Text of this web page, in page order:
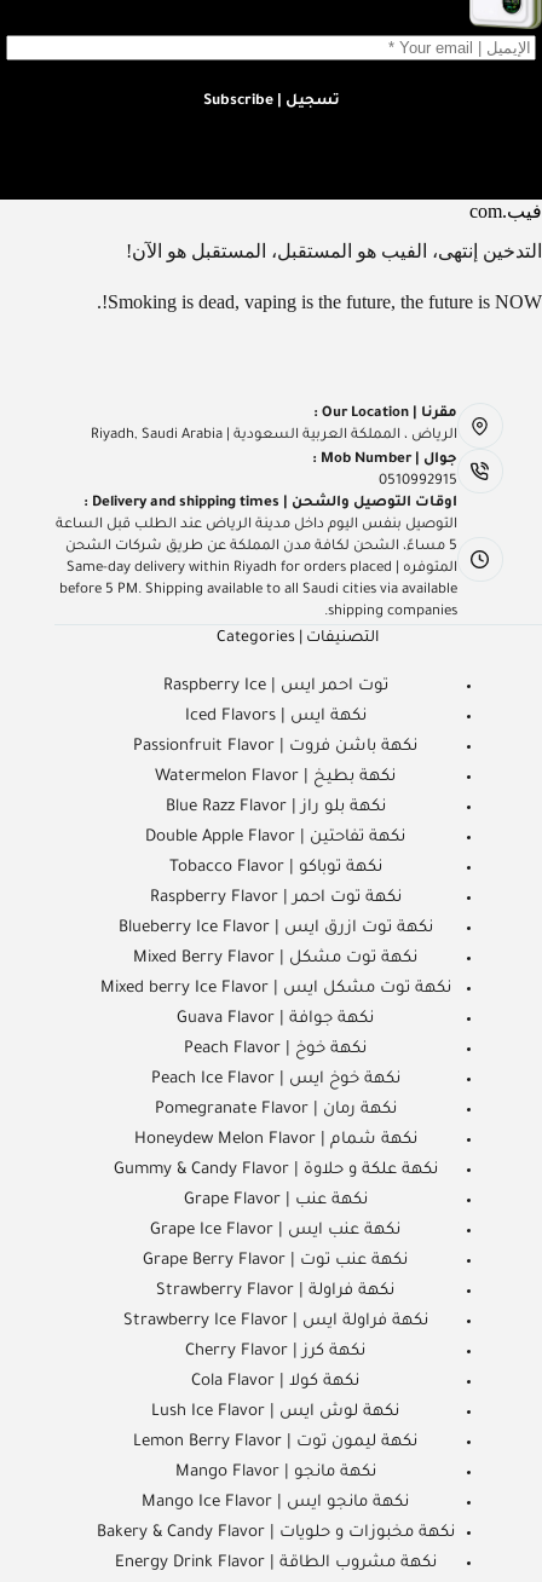
تسجيل | Subscribe
فيب.com
التدخين إنتهى، الفيب هو المستقبل، المستقبل هو الآن!
Smoking is dead, vaping is the future, the future is NOW!.
مقرنا | Our Location :
الرياض ، المملكة العربية السعودية | Riyadh, Saudi Arabia
جوال | Mob Number :
0510992915
اوقات التوصيل والشحن | Delivery and shipping times :
التوصيل بنفس اليوم داخل مدينة الرياض عند الطلب قبل الساعة
5 مساءً، الشحن لكافة مدن المملكة عن طريق شركات الشحن
المتوفره | Same-day delivery within Riyadh for orders placed
before 5 PM. Shipping available to all Saudi cities via available
shipping companies.
التصنيفات | Categories
توت احمر ايس | Raspberry Ice
نكهة ايس | Iced Flavors
نكهة باشن فروت | Passionfruit Flavor
نكهة بطيخ | Watermelon Flavor
نكهة بلو راز | Blue Razz Flavor
نكهة تفاحتين | Double Apple Flavor
نكهة توباكو | Tobacco Flavor
نكهة توت احمر | Raspberry Flavor
نكهة توت ازرق ايس | Blueberry Ice Flavor
نكهة توت مشكل | Mixed Berry Flavor
نكهة توت مشكل ايس | Mixed berry Ice Flavor
نكهة جوافة | Guava Flavor
نكهة خوخ | Peach Flavor
نكهة خوخ ايس | Peach Ice Flavor
نكهة رمان | Pomegranate Flavor
نكهة شمام | Honeydew Melon Flavor
نكهة علكة و حلاوة | Gummy & Candy Flavor
نكهة عنب | Grape Flavor
نكهة عنب ايس | Grape Ice Flavor
نكهة عنب توت | Grape Berry Flavor
نكهة فراولة | Strawberry Flavor
نكهة فراولة ايس | Strawberry Ice Flavor
نكهة كرز | Cherry Flavor
نكهة كولا | Cola Flavor
نكهة لوش ايس | Lush Ice Flavor
نكهة ليمون توت | Lemon Berry Flavor
نكهة مانجو | Mango Flavor
نكهة مانجو ايس | Mango Ice Flavor
نكهة مخبوزات و حلويات | Bakery & Candy Flavor
نكهة مشروب الطاقة | Energy Drink Flavor